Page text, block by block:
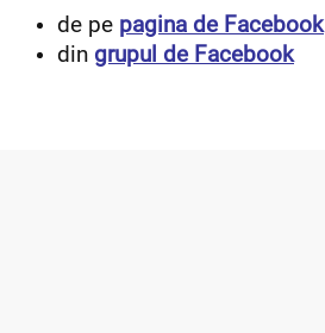
de pe pagina de Facebook
din grupul de Facebook